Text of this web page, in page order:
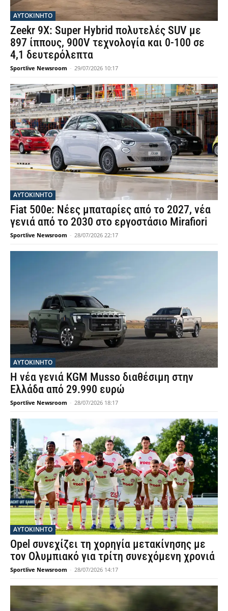
ΑΥΤΟΚΙΝΗΤΟ
Zeekr 9X: Super Hybrid πολυτελές SUV με
897 ίππους, 900V τεχνολογία και 0-100 σε
4,1 δευτερόλεπτα
Sportlive Newsroom - 29/07/2026 10:17
ΑΥΤΟΚΙΝΗΤΟ
Fiat 500e: Νέες μπαταρίες από το 2027, νέα
γενιά από το 2030 στο εργοστάσιο Mirafiori
Sportlive Newsroom - 28/07/2026 22:17
ΑΥΤΟΚΙΝΗΤΟ
Η νέα γενιά KGM Musso διαθέσιμη στην
Ελλάδα από 29.990 ευρώ
Sportlive Newsroom - 28/07/2026 18:17
ΑΥΤΟΚΙΝΗΤΟ
Opel συνεχίζει τη χορηγία μετακίνησης με
τον Ολυμπιακό για τρίτη συνεχόμενη χρονιά
Sportlive Newsroom - 28/07/2026 14:17